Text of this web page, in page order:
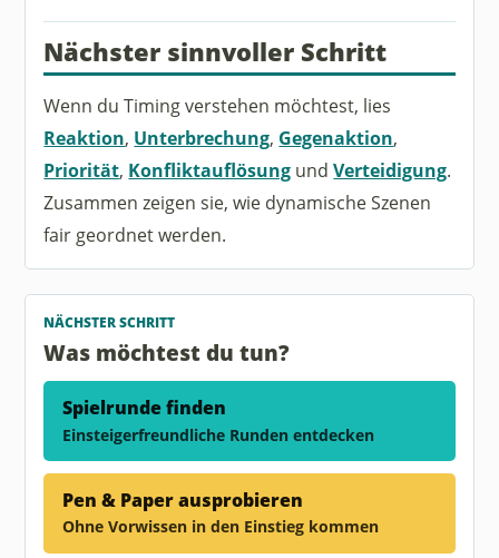
Nächster sinnvoller Schritt
Wenn du Timing verstehen möchtest, lies
Reaktion, Unterbrechung, Gegenaktion,
Priorität, Konfliktauflösung undVerteidigung.
Zusammen zeigen sie, wie dynamische Szenen
fair geordnet werden.
NÄCHSTER SCHRITT
Was möchtest du tun?
Spielrunde finden
Einsteigerfreundliche Runden entdecken
Pen & Paper ausprobieren
Ohne Vorwissen in den Einstieg kommen